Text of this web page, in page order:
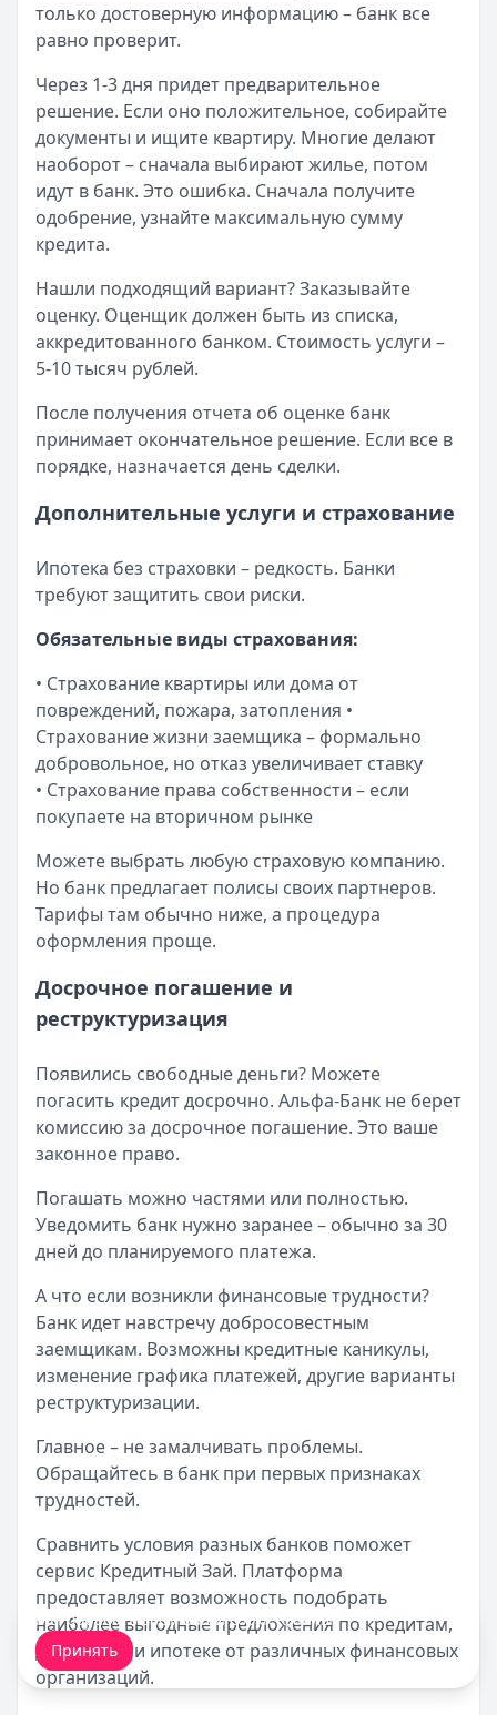
только достоверную информацию – банк все
равно проверит.
Через 1-3 дня придет предварительное
решение. Если оно положительное, собирайте
документы и ищите квартиру. Многие делают
наоборот – сначала выбирают жилье, потом
идут в банк. Это ошибка. Сначала получите
одобрение, узнайте максимальную сумму
кредита.
Нашли подходящий вариант? Заказывайте
оценку. Оценщик должен быть из списка,
аккредитованного банком. Стоимость услуги –
5-10 тысяч рублей.
После получения отчета об оценке банк
принимает окончательное решение. Если все в
порядке, назначается день сделки.
Дополнительные услуги и страхование
Ипотека без страховки – редкость. Банки
требуют защитить свои риски.
Обязательные виды страхования:
• Страхование квартиры или дома от
повреждений, пожара, затопления •
Страхование жизни заемщика – формально
добровольное, но отказ увеличивает ставку
• Страхование права собственности – если
покупаете на вторичном рынке
Можете выбрать любую страховую компанию.
Но банк предлагает полисы своих партнеров.
Тарифы там обычно ниже, а процедура
оформления проще.
Досрочное погашение и
реструктуризация
Появились свободные деньги? Можете
погасить кредит досрочно. Альфа-Банк не берет
комиссию за досрочное погашение. Это ваше
законное право.
Погашать можно частями или полностью.
Уведомить банк нужно заранее – обычно за 30
дней до планируемого платежа.
А что если возникли финансовые трудности?
Банк идет навстречу добросовестным
заемщикам. Возможны кредитные каникулы,
изменение графика платежей, другие варианты
реструктуризации.
Главное – не замалчивать проблемы.
Обращайтесь в банк при первых признаках
трудностей.
Сравнить условия разных банков поможет
сервис Кредитный Зай. Платформа
предоставляет возможность подобрать
наиболее выгодные предложения по кредитам,
депозитам и ипотеке от различных финансовых
организаций.
Мы обрабатываем ваши cookie-файлы
Принять